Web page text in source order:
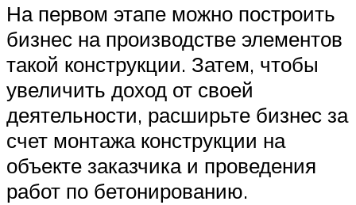
На первом этапе можно построить
бизнес на производстве элементов
такой конструкции. Затем, чтобы
увеличить доход от своей
деятельности, расширьте бизнес за
счет монтажа конструкции на
объекте заказчика и проведения
работ по бетонированию.